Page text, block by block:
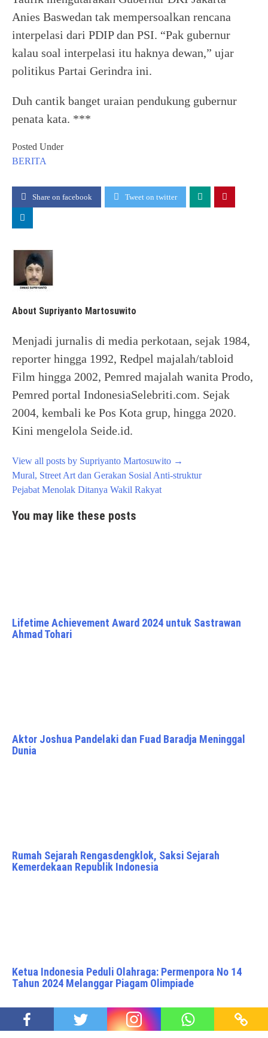
Anies Baswedan tak mempersoalkan rencana
interpelasi dari PDIP dan PSI. “Pak gubernur
kalau soal interpelasi itu haknya dewan,” ujar
politikus Partai Gerindra ini.
Duh cantik banget uraian pendukung gubernur
penata kata. ***
Posted Under
BERITA
Share on facebook Tweet on twitter
About Supriyanto Martosuwito
Menjadi jurnalis di media perkotaan, sejak 1984,
reporter hingga 1992, Redpel majalah/tabloid
Film hingga 2002, Pemred majalah wanita Prodo,
Pemred portal IndonesiaSelebriti.com. Sejak
2004, kembali ke Pos Kota grup, hingga 2020.
Kini mengelola Seide.id.
View all posts by Supriyanto Martosuwito →
Post
navigation
Mural, Street Art dan Gerakan Sosial Anti-struktur
Pejabat Menolak Ditanya Wakil Rakyat
You may like these posts
Lifetime Achievement Award 2024 untuk Sastrawan
Ahmad Tohari
Aktor Joshua Pandelaki dan Fuad Baradja Meninggal
Dunia
Rumah Sejarah Rengasdengklok, Saksi Sejarah
Kemerdekaan Republik Indonesia
Ketua Indonesia Peduli Olahraga: Permenpora No 14
Tahun 2024 Melanggar Piagam Olimpiade